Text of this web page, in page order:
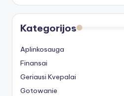
Kategorijos
Aplinkosauga
Finansai
Geriausi Kvepalai
Gotowanie